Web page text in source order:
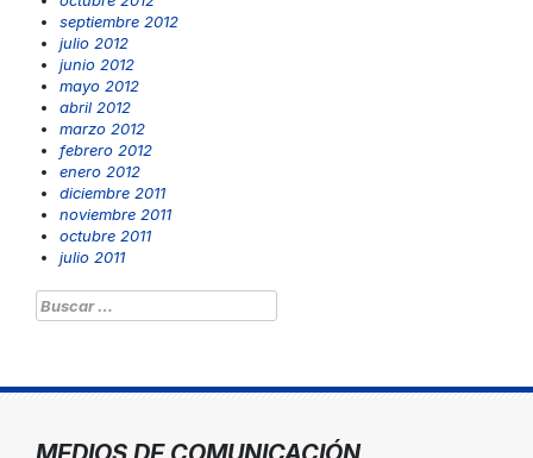
septiembre 2012
julio 2012
junio 2012
mayo 2012
abril 2012
marzo 2012
febrero 2012
enero 2012
diciembre 2011
noviembre 2011
octubre 2011
julio 2011
Buscar: